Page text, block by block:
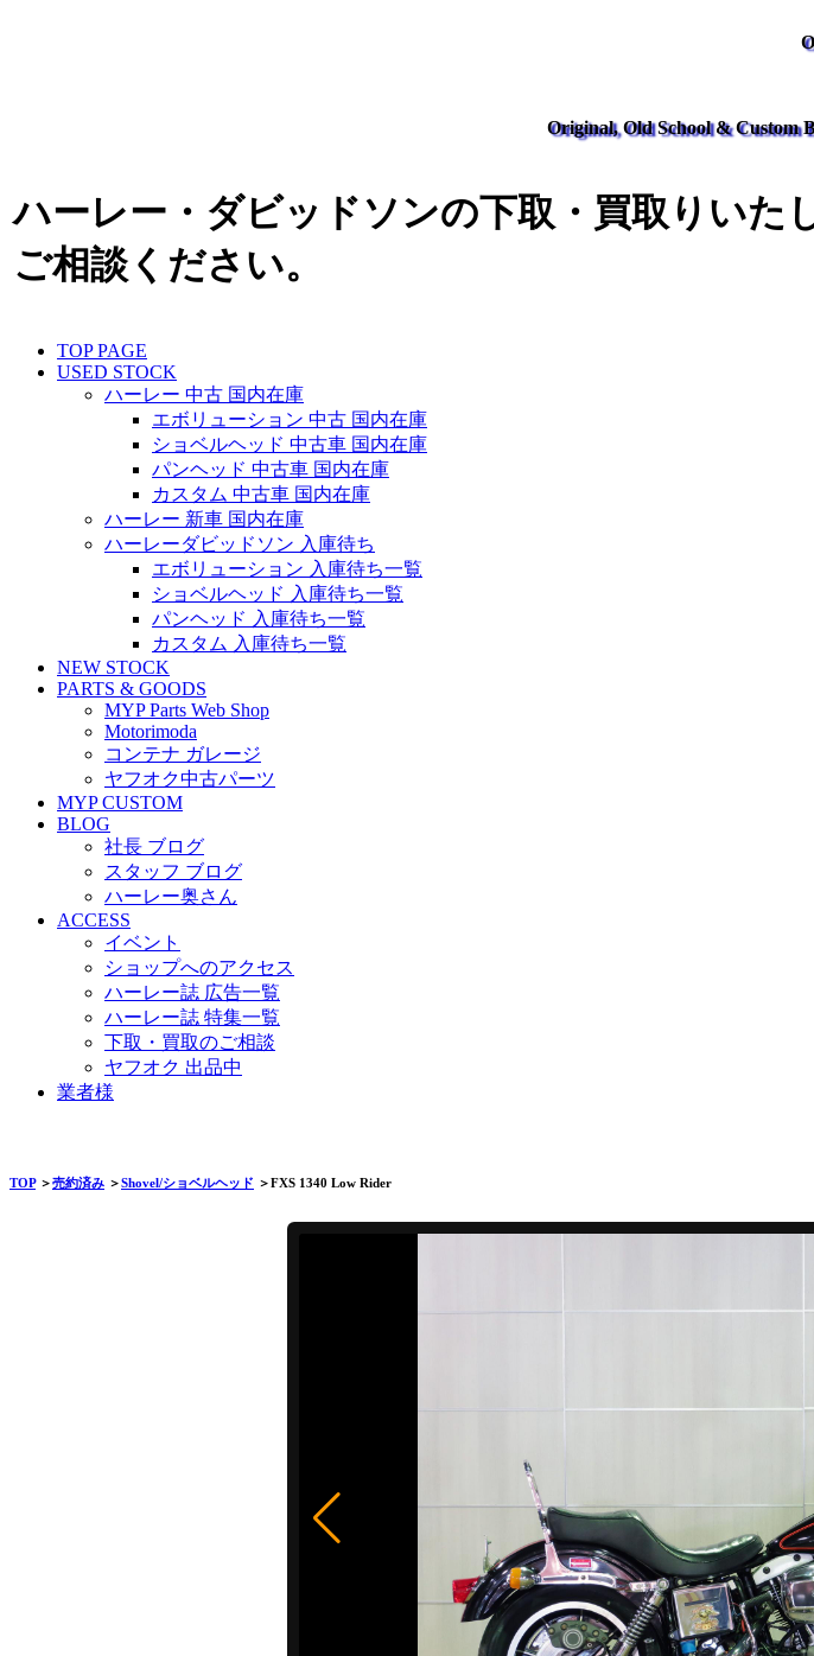
Original, Old School & Custom
ハーレー・ダビッドソンの下取・買取りいた
ご相談ください。
TOP PAGE
USED STOCK
ハーレー 中古 国内在庫
エボリューション 中古 国内在庫
ショベルヘッド 中古車 国内在庫
パンヘッド 中古車 国内在庫
カスタム 中古車 国内在庫
ハーレー 新車 国内在庫
ハーレーダビッドソン 入庫待ち
エボリューション 入庫待ち一覧
ショベルヘッド 入庫待ち一覧
パンヘッド 入庫待ち一覧
カスタム 入庫待ち一覧
NEW STOCK
PARTS & GOODS
MYP Parts Web Shop
Motorimoda
コンテナ ガレージ
ヤフオク中古パーツ
MYP CUSTOM
BLOG
社長 ブログ
スタッフ ブログ
ハーレー奥さん
ACCESS
イベント
ショップへのアクセス
ハーレー誌 広告一覧
ハーレー誌 特集一覧
下取・買取のご相談
ヤフオク 出品中
業者様
TOP＞売約済み ＞Shovel/ショベルヘッド ＞FXS 1340 Low Rider